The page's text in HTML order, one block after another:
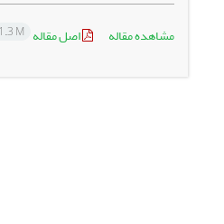
مشاهده مقاله اصل مقاله 1.3 M